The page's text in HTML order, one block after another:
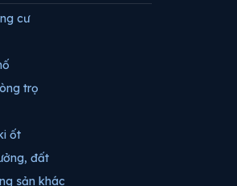
cư
trọ
ốt
đất
sản khác